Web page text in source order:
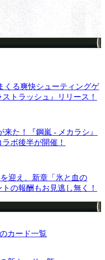
くる爽快シューティングゲ
トラッシュ』リリース！
た！『鋼嵐 - メカラシ』
ボ後半が開催！
迎え、新章「氷と血の
の報酬もお見逃し無く！
カード一覧